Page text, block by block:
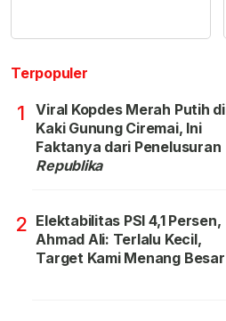
Terpopuler
1
Viral Kopdes Merah Putih di
Kaki Gunung Ciremai, Ini
Faktanya dari Penelusuran
Republika
2 Elektabilitas PSI 4,1 Persen,
Ahmad Ali: Terlalu Kecil,
Target Kami Menang Besar